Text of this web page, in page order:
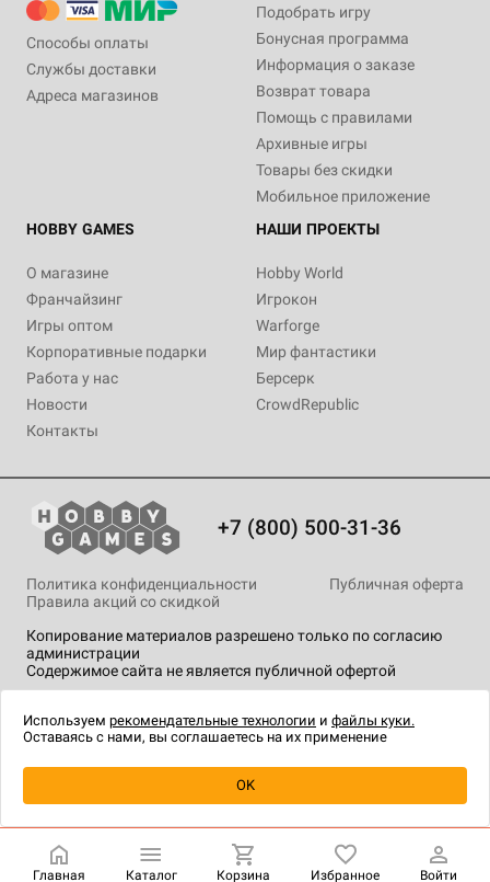
Купить
Способы оплаты
Службы доставки
Адреса магазинов
Подобрать игру
Бонусная программа
Информация о заказе
Возврат товара
Помощь с правилами
Архивные игры
Товары без скидки
Мобильное приложение
HOBBY GAMES
О магазине
Франчайзинг
Игры оптом
Корпоративные подарки
Работа у нас
Новости
Контакты
НАШИ ПРОЕКТЫ
Hobby World
Игрокон
Warforge
Мир фантастики
Берсерк
CrowdRepublic
+7 (800) 500-31-36
Копирование материалов разрешено только по согласию
администрации
Содержимое сайта не является публичной офертой
Политика конфиденциальности
Публичная оферта
Правила акций со скидкой
технологии.
Главная Каталог Корзина Избранное Войти
Используем рекомендательные технологии и файлы куки.
Оставаясь с нами, вы соглашаетесь на их применение
OK